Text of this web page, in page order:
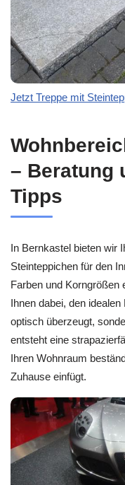
Jetzt Treppe mit
– Beratung
Tipps
In Bernkastel bieten wir
Steinteppichen für den
Farben und Korngrößen
Ihnen dabei, den
optisch überzeugt,
entsteht eine
Ihren Wohnraum
Zuhause einfügt.